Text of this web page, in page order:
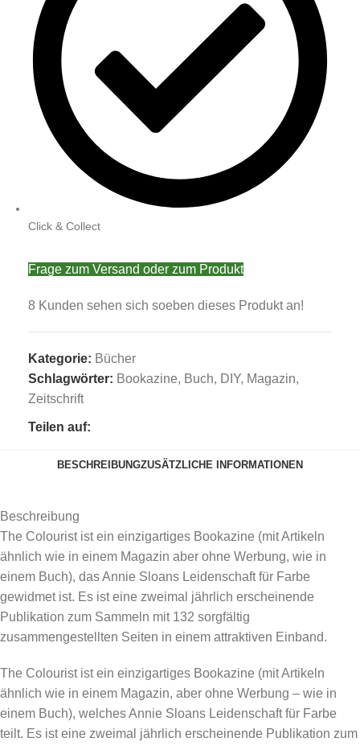
Click & Collect
Frage zum Versand oder zum Produkt
8 Kunden sehen sich soeben dieses Produkt an!
Kategorie: Bücher
Schlagwörter: Bookazine, Buch, DIY, Magazin,
Zeitschrift
Teilen auf:
BESCHREIBUNGZUSÄTZLICHE INFORMATIONEN
Beschreibung
The Colourist ist ein einzigartiges Bookazine (mit Artikeln
ähnlich wie in einem Magazin aber ohne Werbung, wie in
einem Buch), das Annie Sloans Leidenschaft für Farbe
gewidmet ist. Es ist eine zweimal jährlich erscheinende
Publikation zum Sammeln mit 132 sorgfältig
zusammengestellten Seiten in einem attraktiven Einband.
The Colourist ist ein einzigartiges Bookazine (mit Artikeln
ähnlich wie in einem Magazin, aber ohne Werbung – wie in
einem Buch), welches Annie Sloans Leidenschaft für Farbe
teilt. Es ist eine zweimal jährlich erscheinende Publikation zum